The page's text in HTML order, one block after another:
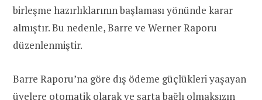
birleşme hazırlıklarının başlaması yönünde karar
almıştır. Bu nedenle, Barre ve Werner Raporu
düzenlenmiştir.
Barre Raporu’na göre dış ödeme güçlükleri yaşayan
üyelere otomatik olarak ve şarta bağlı olmaksızın